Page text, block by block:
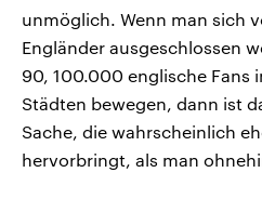
unmöglich. Wenn man sich
Engländer ausgeschlossen
90, 100.000 englische Fans
Städten bewegen, dann ist
Sache, die wahrscheinlich
hervorbringt, als man